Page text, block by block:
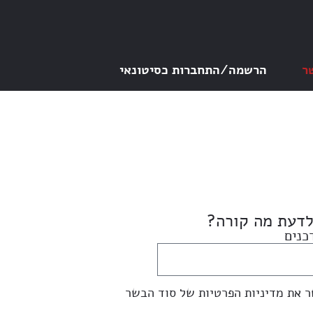
הרשמה/התחברות כסיטונאי
מה קורה?
את מדיניות הפרטיות של סוד הבשר